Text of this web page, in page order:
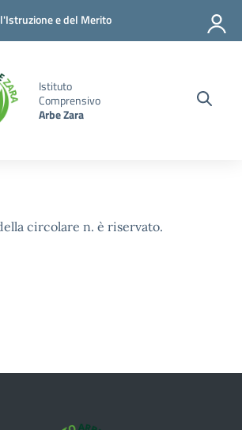
e del Merito
Istituto
Comprensivo
Arbe Zara
circolare n. è riservato.